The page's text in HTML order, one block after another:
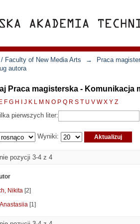
Faculty of New Media Arts → Praca
autora
Praca magisterska - Komunikacja
E F G H J K L M N O P Q R S T U V W X Y Z
pierwszych liter:
Wyniki:
pozycji 3-4 z 4
Nikita [2]
[1]